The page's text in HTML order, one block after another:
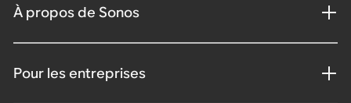
À propos de Sonos
Pour les entreprises